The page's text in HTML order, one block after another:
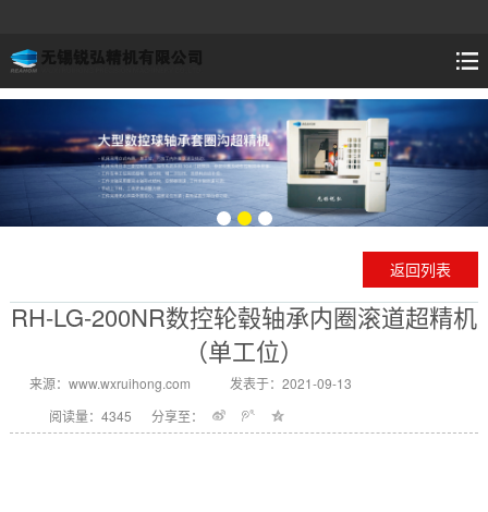
返回列表
RH-LG-200NR数控轮毂轴承内圈滚道超精机
（单工位）
来源：www.wxruihong.com
发表于：2021-09-13
阅读量：4345
分享至：